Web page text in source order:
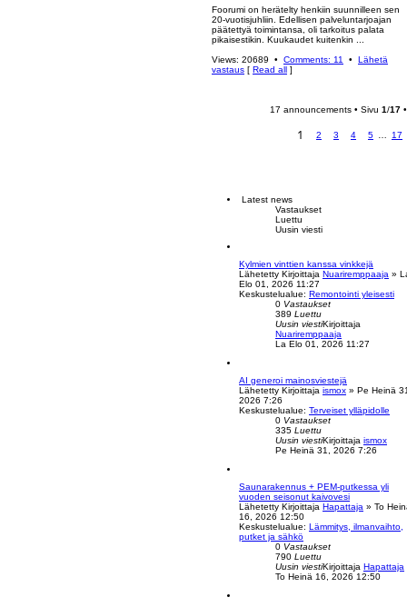
Foorumi on herätelty henkiin suunnilleen sen
20-vuotisjuhliin. Edellisen palveluntarjoajan
päätettyä toimintansa, oli tarkoitus palata
pikaisestikin. Kuukaudet kuitenkin ...
Views: 20689 • Comments: 11 • Lähetä
vastaus [ Read all ]
17 announcements • Sivu 1/17 •
1 2 3 4 5 17
Latest news
Vastaukset
Luettu
Uusin viesti
Kylmien vinttien kanssa vinkkejä
Lähetetty Kirjoittaja Nuariremppaaja »
Elo 01, 2026 11:27
Keskustelualue: Remontointi yleisesti
0 Vastaukset
389 Luettu
Uusin viestiKirjoittaja
Nuariremppaaja
ä
u
u
i
i
e
i
La Elo 01, 2026 11:27
AI generoi mainosviestejä
Lähetetty Kirjoittaja ismox » Pe Heinä
2026 7:26
Keskustelualue: Terveiset ylläpidolle
0 Vastaukset
335 Luettu
Uusin viestiKirjoittaja ismoxN
u
s
n
s
Pe Heinä 31, 2026 7:26
Saunarakennus + PEM-putkessa yli
vuoden seisonut kaivovesi
Lähetetty Kirjoittaja Hapattaja » To
16, 2026 12:50
Keskustelualue: Lämmitys, ilmanvaihto,
putket ja sähkö
0 Vastaukset
790 Luettu
Uusin viestiKirjoittaja Hapattaja
To Heinä 16, 2026 12:50